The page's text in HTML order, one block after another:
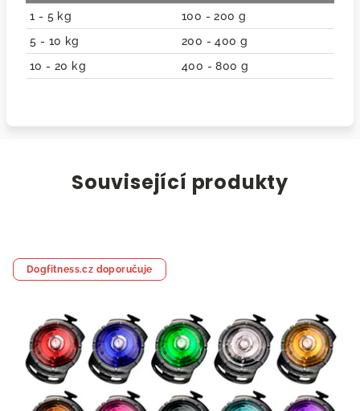
1 - 5 kg
100 - 200 g
5 - 10 kg
200 - 400 g
10 - 20 kg
400 - 800 g
Související produkty
Dogfitness.cz doporučuje